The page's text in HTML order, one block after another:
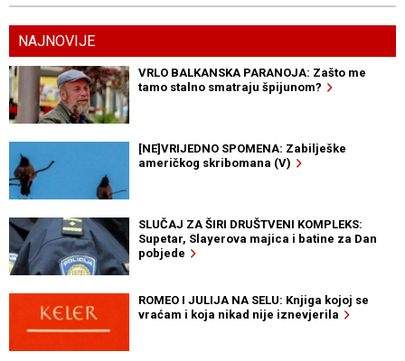
NAJNOVIJE
VRLO BALKANSKA PARANOJA: Zašto me
tamo stalno smatraju špijunom?
[NE]VRIJEDNO SPOMENA: Zabilješke
američkog skribomana (V)
SLUČAJ ZA ŠIRI DRUŠTVENI KOMPLEKS:
Supetar, Slayerova majica i batine za Dan
pobjede
ROMEO I JULIJA NA SELU: Knjiga kojoj se
vraćam i koja nikad nije iznevjerila